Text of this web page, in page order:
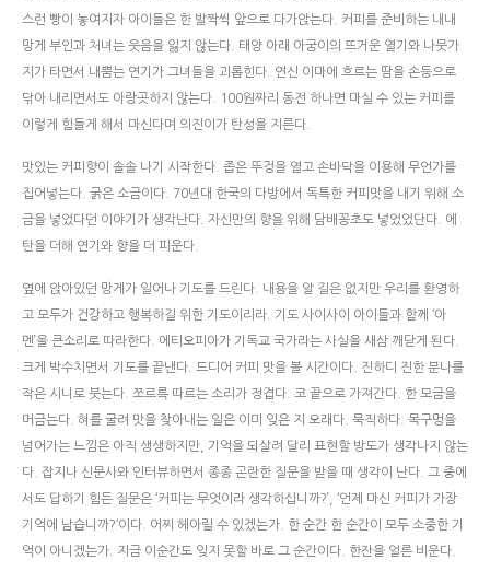
스런 빵이 놓여지자 아이들은 한 발짝씩 앞으로 다가앉는다. 커피를 준비하는 내내
망게 부인과 처녀는 웃음을 잃지 않는다. 태양 아래 아궁이의 뜨거운 열기와 나뭇가
지가 타면서 내뿜는 연기가 그녀들을 괴롭힌다. 연신 이마에 흐르는 땀을 손등으로
닦아 내리면서도 아랑곳하지 않는다. 100원짜리 동전 하나면 마실 수 있는 커피를
이렇게 힘들게 해서 마신다며 의진이가 탄성을 지른다.
맛있는 커피향이 솔솔 나기 시작한다. 좁은 뚜겅을 열고 손바닥을 이용해 무언가를
집어넣는다. 굵은 소금이다. 70년대 한국의 다방에서 독특한 커피맛을 내기 위해 소
금을 넣었다던 이야기가 생각난다. 자신만의 향을 위해 담배꽁초도 넣었었단다. 에
탄을 더해 연기와 향을 더 피운다.
옆에 앉아있던 망게가 일어나 기도를 드린다. 내용을 알 길은 없지만 우리를 환영하
고 모두가 건강하고 행복하길 위한 기도이리라. 기도 사이사이 아이들과 함께 ‘아
멘’을 큰소리로 따라한다. 에티오피아가 기독교 국가라는 사실을 새삼 깨닫게 된다.
크게 박수치면서 기도를 끝낸다. 드디어 커피 맛을 볼 시간이다. 진하디 진한 분나를
작은 시니로 붓는다. 쪼르륵 따르는 소리가 정겹다. 코 끝으로 가져간다. 한 모금을
머금는다. 혀를 굴려 맛을 찾아내는 일은 이미 잊은 지 오래다. 묵직하다. 목구멍을
넘어가는 느낌은 아직 생생하지만, 기억을 되살려 달리 표현할 방도가 생각나지 않는
다. 잡지나 신문사와 인터뷰하면서 종종 곤란한 질문을 받을 때 생각이 난다. 그 중에
서도 답하기 힘든 질문은 ‘커피는 무엇이라 생각하십니까?’, ‘언제 마신 커피가 가장
기억에 남습니까?‘이다. 어찌 헤아릴 수 있겠는가. 한 순간 한 순간이 모두 소중한 기
억이 아니겠는가. 지금 이순간도 잊지 못할 바로 그 순간이다. 한잔을 얼른 비운다.